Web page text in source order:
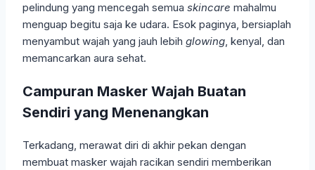
pelindung yang mencegah semua skincare mahalmu
menguap begitu saja ke udara. Esok paginya, bersiaplah
menyambut wajah yang jauh lebih glowing, kenyal, dan
memancarkan aura sehat.
Campuran Masker Wajah Buatan
Sendiri yang Menenangkan
Terkadang, merawat diri di akhir pekan dengan
membuat masker wajah racikan sendiri memberikan